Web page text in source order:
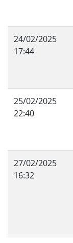
24/02/2025
17:44
25/02/2025
22:40
27/02/2025
16:32